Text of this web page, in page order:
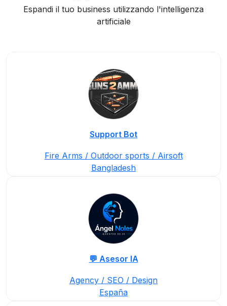
Espandi il tuo business utilizzando l'intelligenza
artificiale
Support Bot
Fire Arms / Outdoor sports / Airsoft
Bangladesh
💬 Asesor IA
Agency / SEO / Design
España